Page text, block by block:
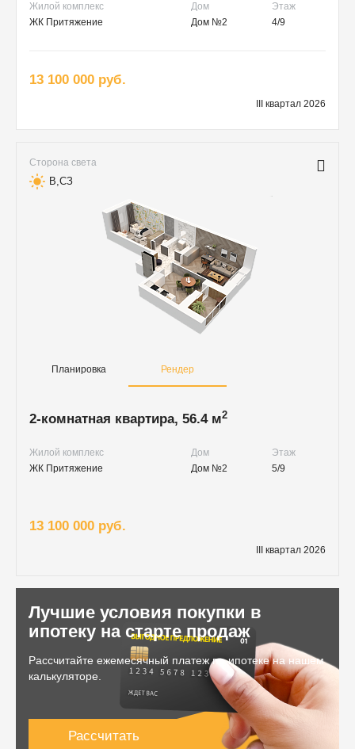
Жилой комплекс Дом
Этаж
ЖК Притяжение
Дом №2 4/9
13 100 000 руб.
III квартал 2026
Сторона света
В,СЗ
Планировка Рендер
2-комнатная квартира, 56.4 м2
Жилой комплекс Дом
Этаж
ЖК Притяжение
Дом №2 5/9
13 100 000 руб.
III квартал 2026
Лучшие условия покупки в
ипотеку на старте продаж
Рассчитайте ежемесячный платеж по ипотеке на нашем
калькуляторе.
Рассчитать